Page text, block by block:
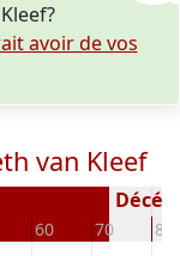
avoir de vos
van Kleef
60 70 80